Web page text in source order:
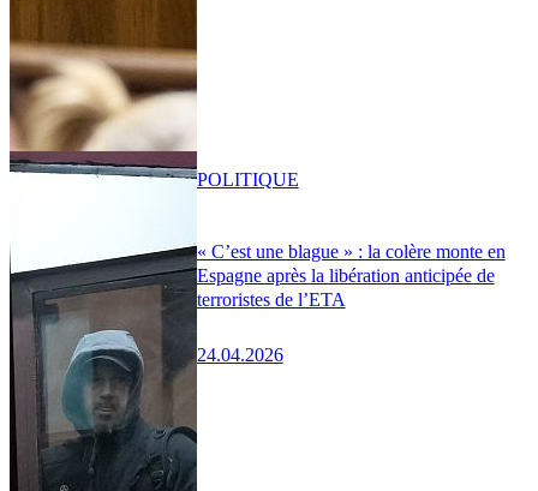
« C’est une blague » : la colère monte en
Espagne après la libération anticipée de
terroristes de l’ETA
24.04.2026
POLITIQUE